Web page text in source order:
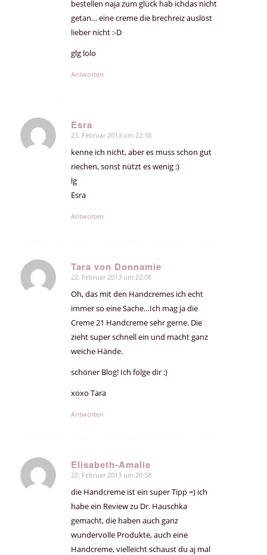
bestellen naja zum glück hab ichdas nicht
getan… eine creme die brechreiz auslöst
lieber nicht :-D
glg lolo
Antworten
Esra
sagte:
23. Februar 2013 um 22:38
kenne ich nicht, aber es muss schon gut
riechen, sonst nützt es wenig :)
lg
Esra
Antworten
Tara von Donnamie
sagte:
22. Februar 2013 um 22:08
Oh, das mit den Handcremes ich echt
immer so eine Sache…Ich mag ja die
Creme 21 Handcreme sehr gerne. Die
zieht super schnell ein und macht ganz
weiche Hände.
schöner Blog! Ich folge dir :)
xoxo Tara
Antworten
Elisabeth-Amalie
sagte:
22. Februar 2013 um 20:58
die Handcreme ist ein super Tipp =) ich
habe ein Review zu Dr. Hauschka
gemacht, die haben auch ganz
wundervolle Produkte, auch eine
Handcreme, vielleicht schaust du aj mal